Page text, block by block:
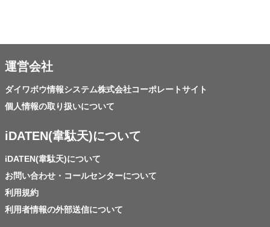
運営会社
ダイワボウ情報システム株式会社コーポレートサイト
個人情報の取り扱いについて
iDATEN(韋駄天)について
iDATEN(韋駄天)について
お問い合わせ・コールセンターについて
利用規約
利用者情報の外部送信について